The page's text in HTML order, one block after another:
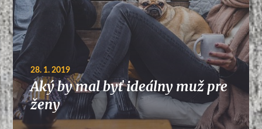
28. 1. 2019
Aký by mal byť ideálny muž pre
ženy